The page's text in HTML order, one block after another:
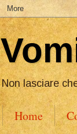
Non lasciare
Home